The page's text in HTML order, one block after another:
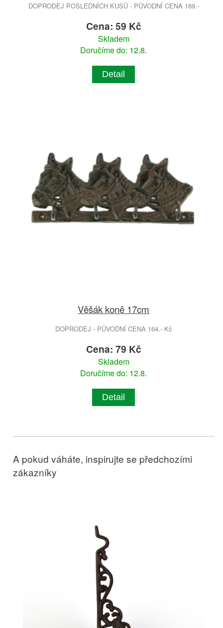
DOPRODEJ POSLEDNÍCH KUSŮ - PŮVODNÍ CENA 169.-
Cena: 59 Kč
Skladem
Doručíme do: 12.8.
Detail
Věšák koně 17cm
DOPRODEJ - PŮVODNÍ CENA 164.- Kč
Cena: 79 Kč
Skladem
Doručíme do: 12.8.
Detail
A pokud váháte, inspirujte se předchozími
zákazníky